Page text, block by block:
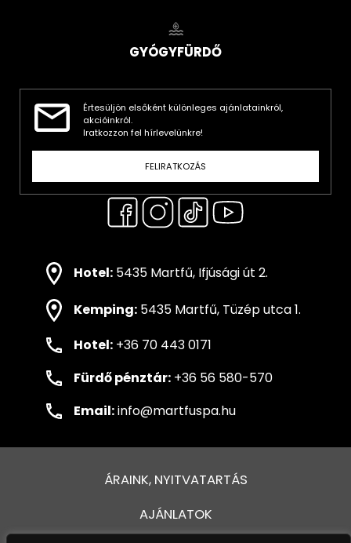
GYÓGYFÜRDŐ
Értesüljön elsőként különleges ajánlatainkról,
akcióinkról.
Iratkozzon fel hírlevelünkre!
FELIRATKOZÁS
Hotel: 5435 Martfű, Ifjúsági út 2.
Kemping: 5435 Martfű, Tüzép utca 1.
Hotel: +36 70 443 0171
Fürdő pénztár: +36 56 580-570
Email:info@martfuspa.hu
ÁRAINK, NYITVATARTÁS
AJÁNLATOK